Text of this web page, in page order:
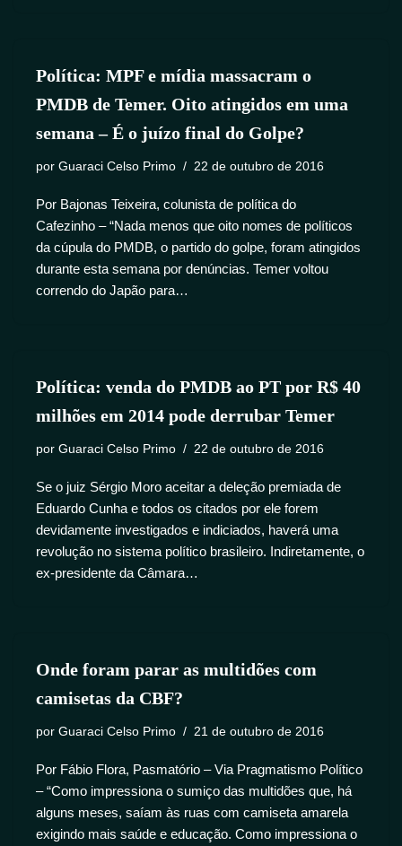
Política: MPF e mídia massacram o
PMDB de Temer. Oito atingidos em uma
semana – É o juízo final do Golpe?
por Guaraci Celso Primo 22 de outubro de 2016
Por Bajonas Teixeira, colunista de política do
Cafezinho – “Nada menos que oito nomes de políticos
da cúpula do PMDB, o partido do golpe, foram atingidos
durante esta semana por denúncias. Temer voltou
correndo do Japão para…
Política: venda do PMDB ao PT por R$ 40
milhões em 2014 pode derrubar Temer
por Guaraci Celso Primo 22 de outubro de 2016
Se o juiz Sérgio Moro aceitar a deleção premiada de
Eduardo Cunha e todos os citados por ele forem
devidamente investigados e indiciados, haverá uma
revolução no sistema político brasileiro. Indiretamente, o
ex-presidente da Câmara…
Onde foram parar as multidões com
camisetas da CBF?
por Guaraci Celso Primo 21 de outubro de 2016
Por Fábio Flora, Pasmatório – Via Pragmatismo Político
– “Como impressiona o sumiço das multidões que, há
alguns meses, saíam às ruas com camiseta amarela
exigindo mais saúde e educação. Como impressiona o